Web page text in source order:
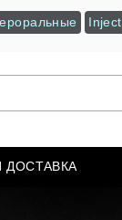
Inject
ДОСТАВКА